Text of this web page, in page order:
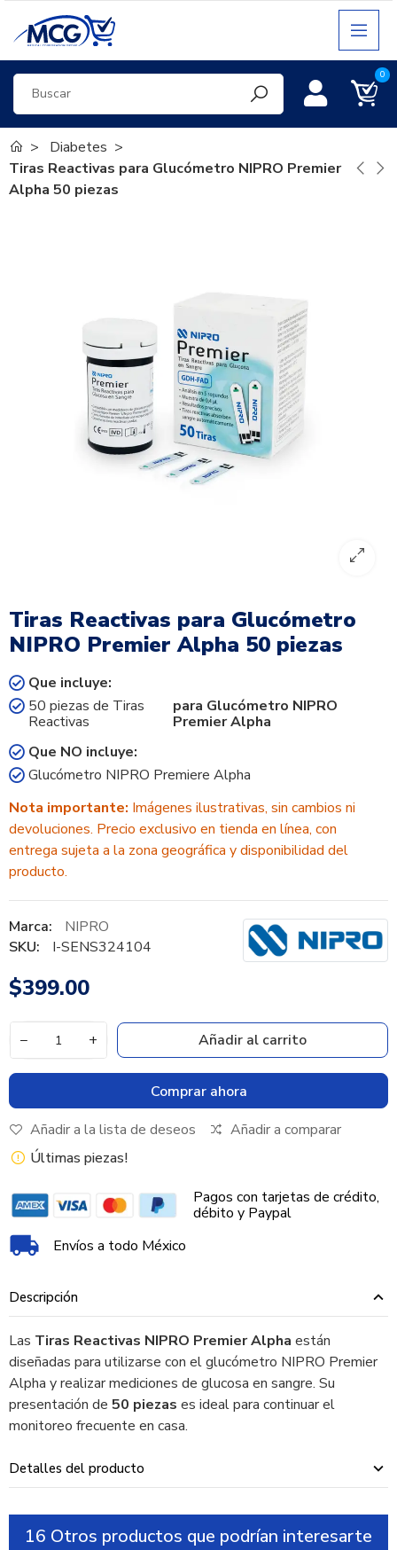
0
Diabetes
Tiras Reactivas para Glucómetro NIPRO Premier
Alpha 50 piezas
Tiras Reactivas para Glucómetro
NIPRO Premier Alpha 50 piezas
Que incluye:
50 piezas de Tiras
Reactivas
para Glucómetro NIPRO
Premier Alpha
Que NO incluye:
Glucómetro NIPRO Premiere Alpha
Nota importante: Imágenes ilustrativas, sin cambios ni
devoluciones. Precio exclusivo en tienda en línea, con
entrega sujeta a la zona geográfica y disponibilidad del
producto.
Marca:
NIPRO
SKU:
I-SENS324104
$399.00
− + Añadir al carrito
Comprar ahora
Añadir a la lista de deseos
Añadir a comparar
Últimas piezas!
Pagos con tarjetas de crédito,
débito y Paypal
Envíos a todo México
Descripción
Las Tiras Reactivas NIPRO Premier Alpha están
diseñadas para utilizarse con el glucómetro NIPRO Premier
Alpha y realizar mediciones de glucosa en sangre. Su
presentación de 50 piezas es ideal para continuar el
monitoreo frecuente en casa.
Detalles del producto
16 Otros productos que podrían interesarte